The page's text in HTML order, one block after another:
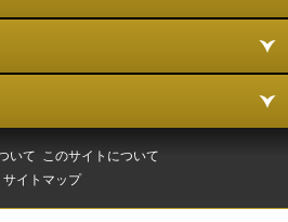
いて このサイトについて
サイトマップ